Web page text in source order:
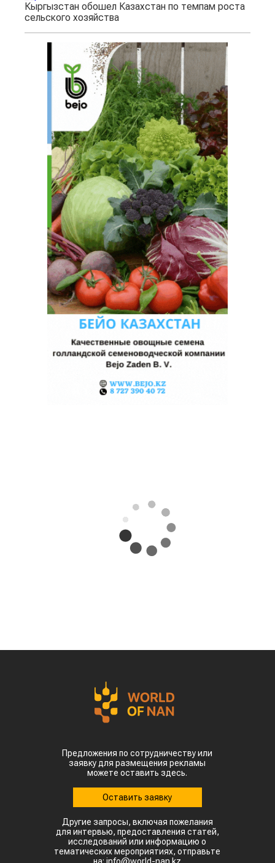
Кыргызстан обошел Казахстан по темпам роста
сельского хозяйства
Предложения по сотрудничеству или
заявку для размещения рекламы
можете оставить здесь.
Оставить заявку
Другие запросы, включая пожелания
для интервью, предоставления статей,
исследований или информацию о
тематических мероприятиях, отправьте
на: info@world-nan.kz